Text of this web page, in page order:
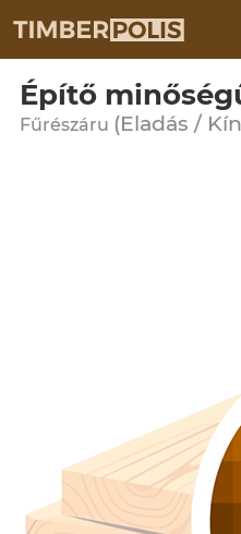
Építő
Fűrészáru (Eladás /